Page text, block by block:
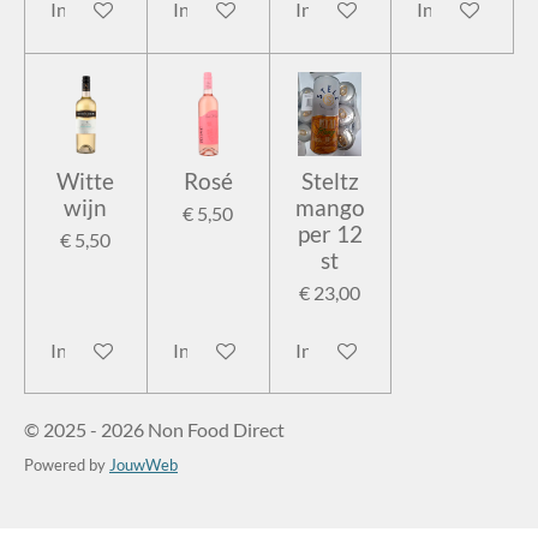
In winkelwagenIn winkelwagenIn winkelwagenIn
Witte
wijn
€ 5,50
In winkelwagen
Rosé
€ 5,50
In winkelwagen
Steltz
mango
per 12
st
€ 23,00
In winkelwagen
© 2025 - 2026 Non Food Direct
Powered byJouwWeb